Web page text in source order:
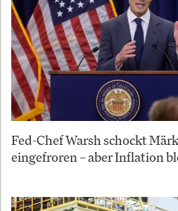
Fed-Chef Warsh schockt
eingefroren – aber Inflation